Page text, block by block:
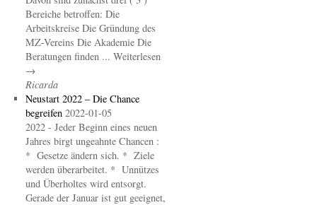
Bereiche betroffen: Die
Arbeitskreise Die Gründung des
MZ-Vereins Die Akademie Die
Beratungen finden ... Weiterlesen
→
Ricarda
Neustart 2022 – Die Chance
begreifen 2022-01-05
2022 - Jeder Beginn eines neuen
Jahres birgt ungeahnte Chancen :
* Gesetze ändern sich. * Ziele
werden überarbeitet. * Unnützes
und Überholtes wird entsorgt.
Gerade der Januar ist gut geeignet,